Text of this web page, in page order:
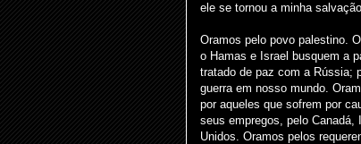
ele se tornou a minha
Oramos pelo povo palestino.
o Hamas e Israel busquem a
tratado de paz com a Rússia;
guerra em nosso mundo.
por aqueles que sofrem por
seus empregos, pelo
Unidos. Oramos pelos